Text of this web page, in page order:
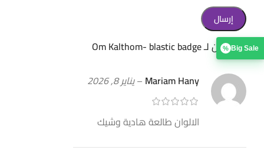
مراجعتين لـOm Kalthom- blastic badge
Mariam Hany
–يناير 8, 2026
الالوان طالعة هادية وشيك
% Big Sale